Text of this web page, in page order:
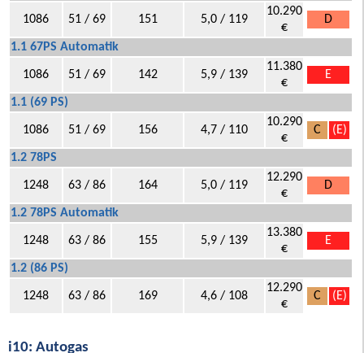
1086 51 / 69 151 5,0 / 119
10.290
€
D
1.1 67PS Automatik
1086 51 / 69 142 5,9 / 139
11.380
€
E
1.1 (69 PS)
1086 51 / 69 156 4,7 / 110
10.290
€
C (E)
1.2 78PS
1248 63 / 86 164 5,0 / 119
12.290
€
D
1.2 78PS Automatik
1248 63 / 86 155 5,9 / 139
13.380
€
E
1.2 (86 PS)
1248 63 / 86 169 4,6 / 108
12.290
€
C (E)
i10: Autogas